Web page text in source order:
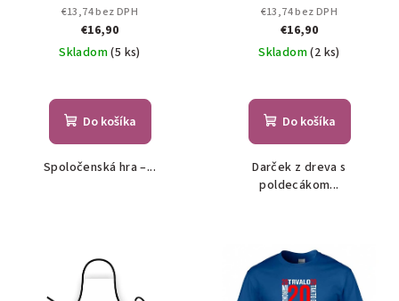
€13,74 bez DPH
€16,90
Skladom(5 ks)
Do košíka
Spoločenská hra –...
€13,74 bez DPH
€16,90
Skladom(2 ks)
Do košíka
Darček z dreva s
poldecákom...